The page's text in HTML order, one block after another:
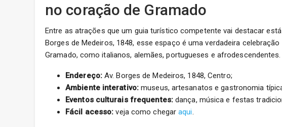
no coração de Gramado
Entre as atrações que um guia turístico competente vai destacar
Borges de Medeiros, 1848, esse espaço é uma verdadeira
Gramado, como italianos, alemães, portugueses e afrodescendentes.
Endereço:Av. Borges de Medeiros, 1848, Centro;
Ambiente interativo: museus, artesanatos e gastronomia
Eventos culturais frequentes:dança, música e festas
Fácil acesso: veja como chegaraqui.